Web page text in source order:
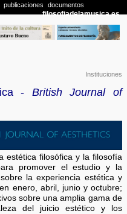
Instituciones
- British Journal of
estética filosófica y la filosofía
promover el estudio y la
la experiencia estética y
enero, abril, junio y octubre;
sobre una amplia gama de
del juicio estético y los